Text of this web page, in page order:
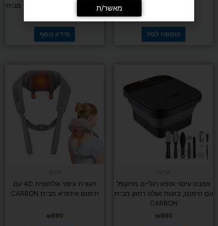
הוספה לסל
הרגליים בשיטת שיאצו עמוק מבית
מידע נוסף
אמבט עיסוי וספא רגליים מתקפל
עם חימום, בועות ושלט רחוק מבית
CARBON
₪990
חגורת עיסוי אלחוטית 4D עם
חימום אינפרא מבית CARBON
₪690